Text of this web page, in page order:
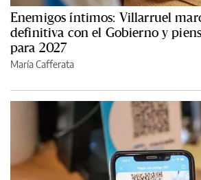
Enemigos íntimos: Villarruel
definitiva con el Gobierno y
para 2027
María Cafferata